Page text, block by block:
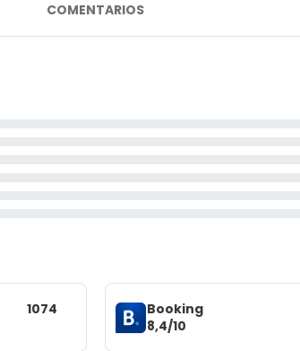
COMENTARIOS
1074
Booking
8,4/10